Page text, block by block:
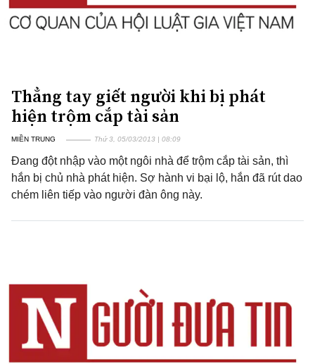
Thẳng tay giết người khi bị phát
hiện trộm cắp tài sản
MIỀN TRUNG Thứ 3, 05/03/2013 | 08:09
Đang đột nhập vào một ngôi nhà để trộm cắp tài sản, thì
hắn bị chủ nhà phát hiện. Sợ hành vi bại lộ, hắn đã rút dao
chém liên tiếp vào người đàn ông này.